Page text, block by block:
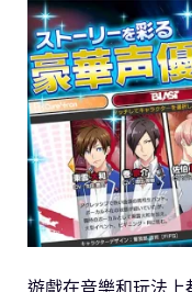
遊戲在音樂和玩法